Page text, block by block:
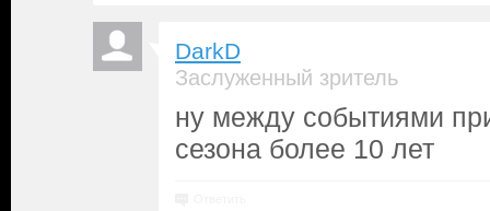
DarkD
Заслуженный зритель
ну между событиями
сезона более 10 лет